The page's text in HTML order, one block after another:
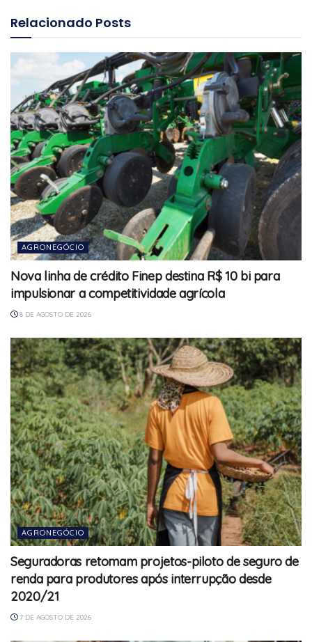
Relacionado Posts
AGRONEGÓCIO
Nova linha de crédito Finep destina R$ 10 bi para
impulsionar a competitividade agrícola
8 DE AGOSTO DE 2026
AGRONEGÓCIO
Seguradoras retomam projetos-piloto de seguro de
renda para produtores após interrupção desde
2020/21
7 DE AGOSTO DE 2026